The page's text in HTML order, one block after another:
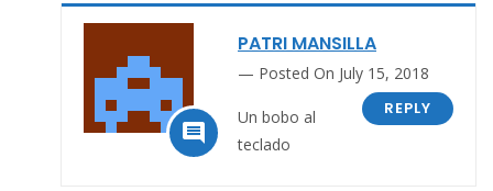

PATRI MANSILLA
Posted On July 15, 2018
REPLY
Un bobo al
teclado